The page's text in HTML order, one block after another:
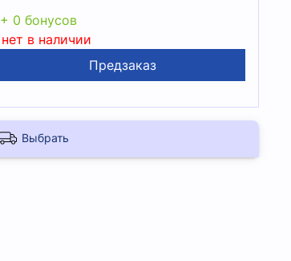
+ 0 бонусов
нет в наличии
Предзаказ
Выбрать